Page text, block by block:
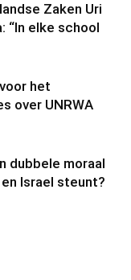
Zaken Uri
“In elke school
het
over UNRWA
dubbele moraal
Israel steunt?